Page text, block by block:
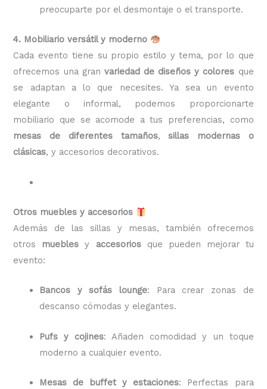
preocuparte por el desmontaje o el transporte.
4. Mobiliario versátil y moderno
Cada evento tiene su propio estilo y tema, por lo que
ofrecemos una gran variedad de diseños y colores que
se adaptan a lo que necesites. Ya sea un evento
elegante o informal, podemos proporcionarte
mobiliario que se acomode a tus preferencias, como
mesas de diferentes tamaños,sillas modernas o
clásicas, y accesorios decorativos.
Otros muebles y accesorios
Además de las sillas y mesas, también ofrecemos
otros muebles y accesoriosque pueden mejorar tu
evento:
Bancos y sofás lounge: Para crear zonas de
descanso cómodas y elegantes.
Pufs y cojines: Añaden comodidad y un toque
moderno a cualquier evento.
Mesas de buffet y estaciones: Perfectas para